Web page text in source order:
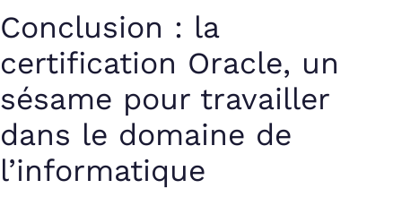
Conclusion : la
certification Oracle, un
sésame pour travailler
dans le domaine de
l’informatique